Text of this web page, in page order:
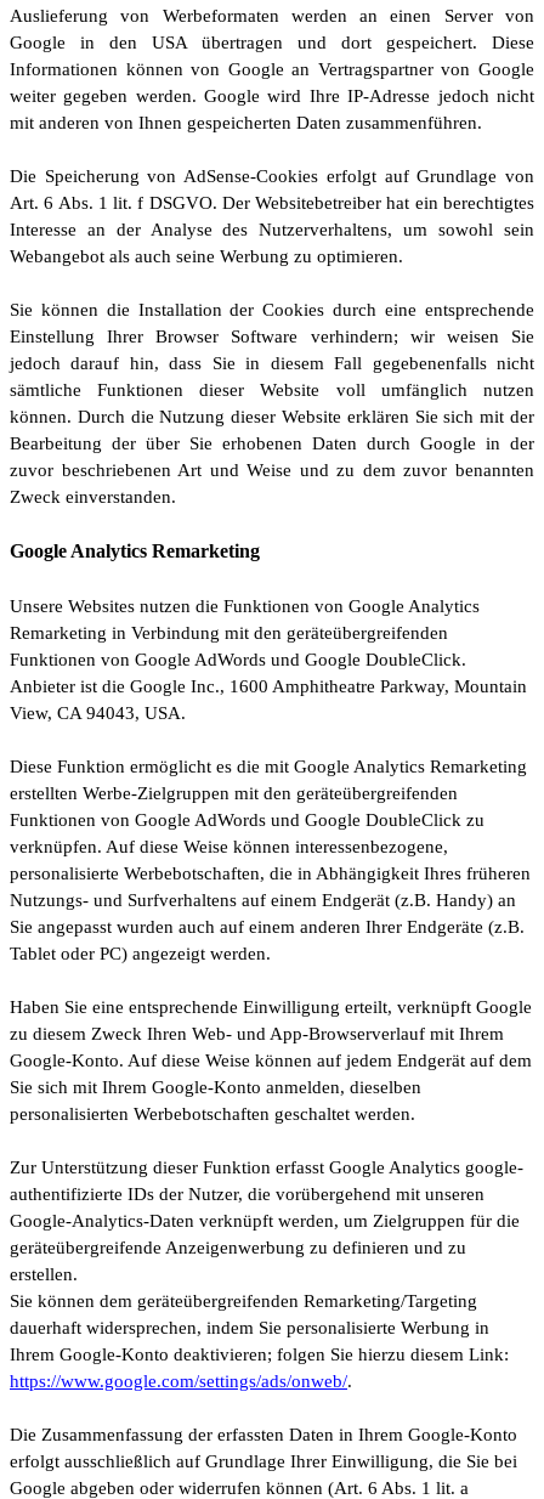
Auslieferung von Werbeformaten werden an einen Server von
Google in den USA übertragen und dort gespeichert. Diese
Informationen können von Google an Vertragspartner von Google
weiter gegeben werden. Google wird Ihre IP-Adresse jedoch nicht
mit anderen von Ihnen gespeicherten Daten zusammenführen.
Die Speicherung von AdSense-Cookies erfolgt auf Grundlage von
Art. 6 Abs. 1 lit. f DSGVO. Der Websitebetreiber hat ein berechtigtes
Interesse an der Analyse des Nutzerverhaltens, um sowohl sein
Webangebot als auch seine Werbung zu optimieren.
Sie können die Installation der Cookies durch eine entsprechende
Einstellung Ihrer Browser Software verhindern; wir weisen Sie
jedoch darauf hin, dass Sie in diesem Fall gegebenenfalls nicht
sämtliche Funktionen dieser Website voll umfänglich nutzen
können. Durch die Nutzung dieser Website erklären Sie sich mit der
Bearbeitung der über Sie erhobenen Daten durch Google in der
zuvor beschriebenen Art und Weise und zu dem zuvor benannten
Zweck einverstanden.
Google Analytics Remarketing
Unsere Websites nutzen die Funktionen von Google Analytics
Remarketing in Verbindung mit den geräteübergreifenden
Funktionen von Google AdWords und Google DoubleClick.
Anbieter ist die Google Inc., 1600 Amphitheatre Parkway, Mountain
View, CA 94043, USA.
Diese Funktion ermöglicht es die mit Google Analytics Remarketing
erstellten Werbe-Zielgruppen mit den geräteübergreifenden
Funktionen von Google AdWords und Google DoubleClick zu
verknüpfen. Auf diese Weise können interessenbezogene,
personalisierte Werbebotschaften, die in Abhängigkeit Ihres früheren
Nutzungs- und Surfverhaltens auf einem Endgerät (z.B. Handy) an
Sie angepasst wurden auch auf einem anderen Ihrer Endgeräte (z.B.
Tablet oder PC) angezeigt werden.
Haben Sie eine entsprechende Einwilligung erteilt, verknüpft Google
zu diesem Zweck Ihren Web- und App-Browserverlauf mit Ihrem
Google-Konto. Auf diese Weise können auf jedem Endgerät auf dem
Sie sich mit Ihrem Google-Konto anmelden, dieselben
personalisierten Werbebotschaften geschaltet werden.
Zur Unterstützung dieser Funktion erfasst Google Analytics google-
authentifizierte IDs der Nutzer, die vorübergehend mit unseren
Google-Analytics-Daten verknüpft werden, um Zielgruppen für die
geräteübergreifende Anzeigenwerbung zu definieren und zu
erstellen.
Sie können dem geräteübergreifenden Remarketing/Targeting
dauerhaft widersprechen, indem Sie personalisierte Werbung in
Ihrem Google-Konto deaktivieren; folgen Sie hierzu diesem Link:
https://www.google.com/settings/ads/onweb/.
Die Zusammenfassung der erfassten Daten in Ihrem Google-Konto
erfolgt ausschließlich auf Grundlage Ihrer Einwilligung, die Sie bei
Google abgeben oder widerrufen können (Art. 6 Abs. 1 lit. a